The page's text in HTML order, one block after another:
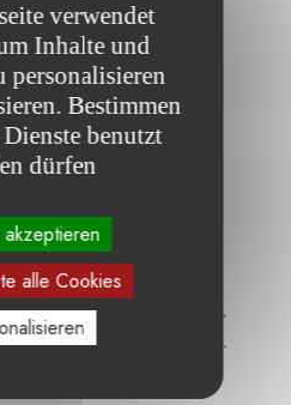
der Drache mit vier
und Antoine Mercier
verwendet
Inhalte und
personalisieren
Bestimmen
benutzt
dürfen
alle Cookies